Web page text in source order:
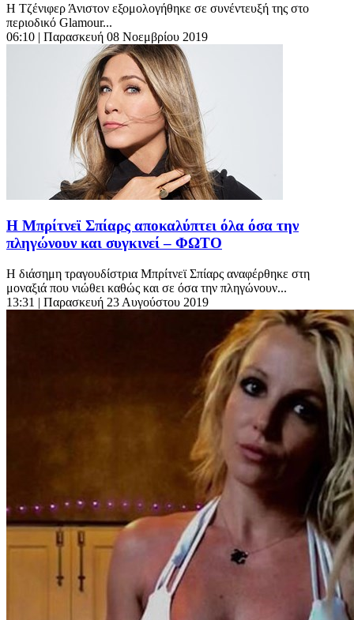
Η Τζένιφερ Άνιστον εξομολογήθηκε σε συνέντευξή της στο
περιοδικό Glamour...
06:10 | Παρασκευή 08 Νοεμβρίου 2019
Η Μπρίτνεϊ Σπίαρς αποκαλύπτει όλα όσα την
πληγώνουν και συγκινεί – ΦΩΤΟ
Η διάσημη τραγουδίστρια Μπρίτνεϊ Σπίαρς αναφέρθηκε στη
μοναξιά που νιώθει καθώς και σε όσα την πληγώνουν...
13:31 | Παρασκευή 23 Αυγούστου 2019